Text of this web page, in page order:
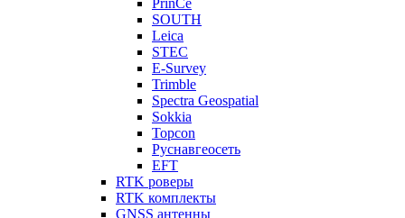
PrinCe
SOUTH
Leica
STEC
E-Survey
Trimble
Spectra Geospatial
Sokkia
Topcon
Руснавгеосеть
EFT
RTK роверы
RTK комплекты
GNSS антенны